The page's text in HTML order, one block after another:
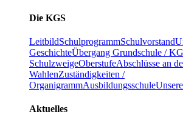
Die KGS
LeitbildSchulprogrammSchulvorstand
GeschichteÜbergang Grundschule /
SchulzweigeOberstufeAbschlüsse an
WahlenZuständigkeiten /
OrganigrammAusbildungsschule
Aktuelles